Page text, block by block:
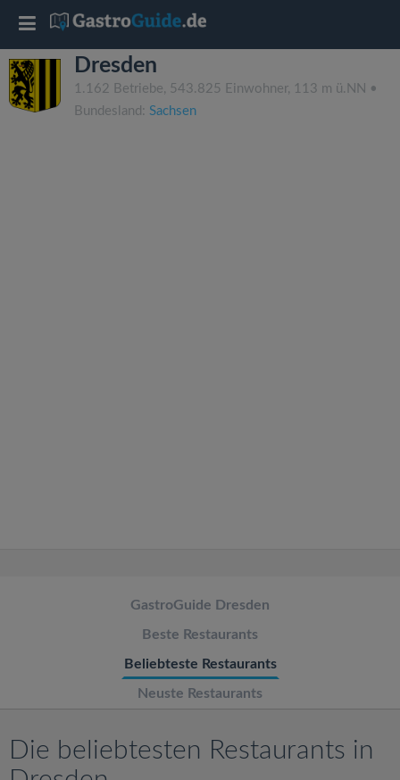
Dresden
1.162 Betriebe, 543.825 Einwohner, 113 m ü.NN •
Bundesland: Sachsen
GastroGuide Dresden
Beste Restaurants
Beliebteste Restaurants
Neuste Restaurants
Die beliebtesten Restaurants in
T
g